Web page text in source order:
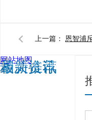
上一篇： 恩智浦
相关推荐
最新资讯
广州葫芦娃黄色网站电
网站地图